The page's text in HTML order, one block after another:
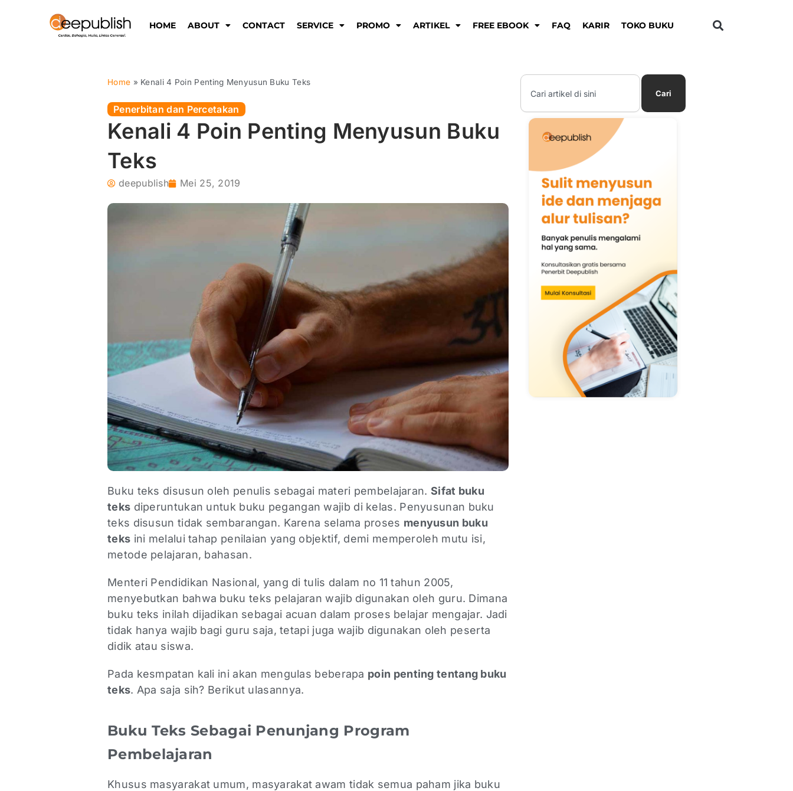
HOME ABOUT CONTACT SERVICE PROMO ARTIKEL FREE EBOOK FAQ KARIR TOKO BUKU
Home » Kenali 4 Poin Penting Menyusun Buku Teks
Penerbitan dan Percetakan
Kenali 4 Poin Penting Menyusun Buku
Teks
deepublish Mei 25, 2019
Buku teks disusun oleh penulis sebagai materi pembelajaran. Sifat buku
teks diperuntukan untuk buku pegangan wajib di kelas. Penyusunan buku
teks disusun tidak sembarangan. Karena selama proses menyusun buku
teks ini melalui tahap penilaian yang objektif, demi memperoleh mutu isi,
metode pelajaran, bahasan.
Menteri Pendidikan Nasional, yang di tulis dalam no 11 tahun 2005,
menyebutkan bahwa buku teks pelajaran wajib digunakan oleh guru. Dimana
buku teks inilah dijadikan sebagai acuan dalam proses belajar mengajar. Jadi
tidak hanya wajib bagi guru saja, tetapi juga wajib digunakan oleh peserta
didik atau siswa.
Pada kesmpatan kali ini akan mengulas beberapa poin penting tentang buku
teks. Apa saja sih? Berikut ulasannya.
Buku Teks Sebagai Penunjang Program
Pembelajaran
Khusus masyarakat umum, masyarakat awam tidak semua paham jika buku
Search
Cari